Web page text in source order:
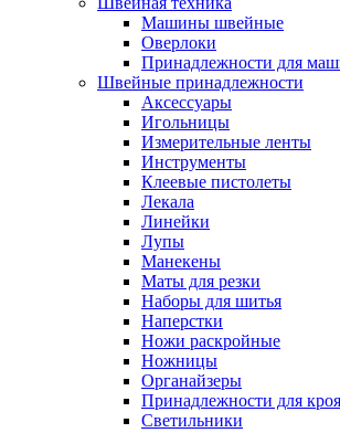
Машины швейные
Оверлоки
Принадлежности для
Швейные принадлежности
Аксессуары
Игольницы
Измерительные ленты
Инструменты
Клеевые пистолеты
Лекала
Линейки
Лупы
Манекены
Маты для резки
Наборы для шитья
Наперстки
Ножи раскройные
Ножницы
Органайзеры
Принадлежности для кроя
Светильники